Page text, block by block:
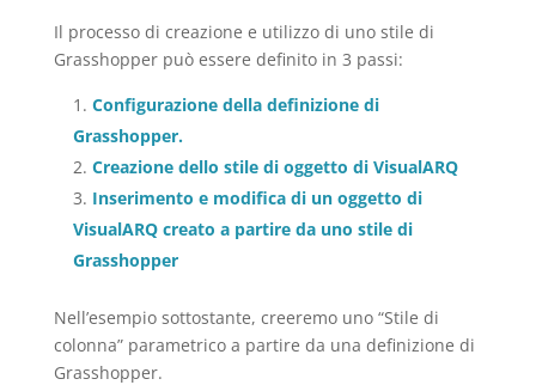
Il processo di creazione e utilizzo di uno stile di
Grasshopper può essere definito in 3 passi:
Configurazione della definizione di
Grasshopper.
Creazione dello stile di oggetto di VisualARQ
Inserimento e modifica di un oggetto di
VisualARQ creato a partire da uno stile di
Grasshopper
Nell’esempio sottostante, creeremo uno “Stile di
colonna” parametrico a partire da una definizione di
Grasshopper.